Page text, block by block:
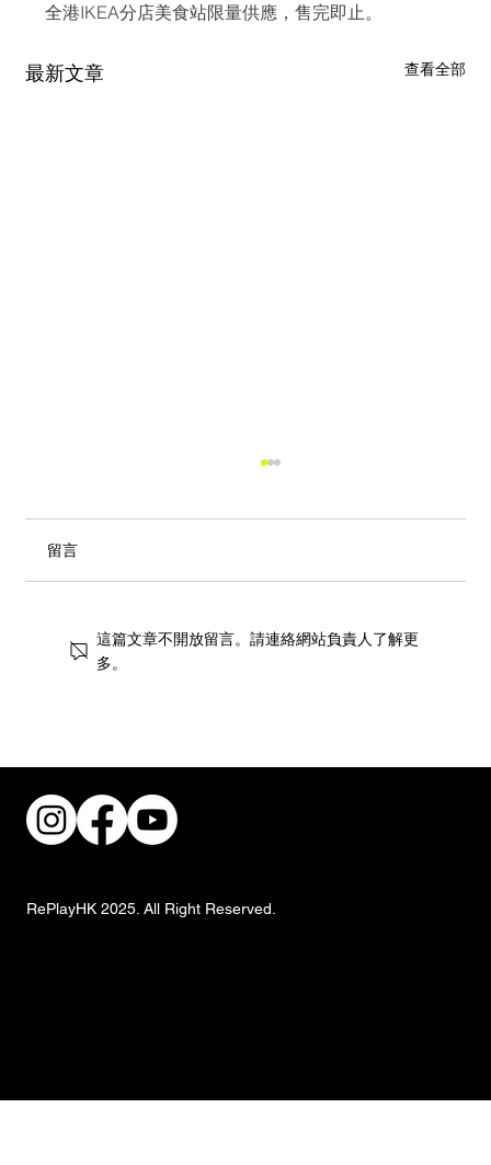
全港IKEA分店美食站限量供應，售完即止。
最新文章 查看全部
留言
這篇文章不開放留言。請連絡網站負責人了解更
多。
RePlayHK 2025. All Right Reserved.